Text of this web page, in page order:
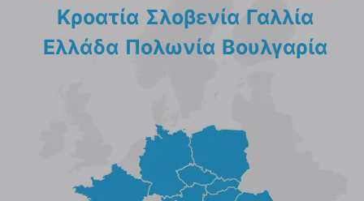
Κροατία Σλοβενία Γαλλία
Ελλάδα Πολωνία Βουλγαρία